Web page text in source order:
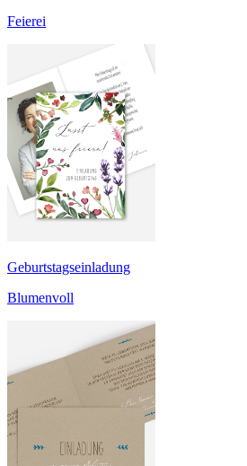
Feierei
Geburtstagseinladung
Blumenvoll